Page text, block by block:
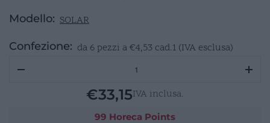
Modello: SOLAR
Confezione: da 6 pezzi a€4,53 cad.1 (IVA esclusa)
€33,15IVA inclusa.
99 Horeca Points